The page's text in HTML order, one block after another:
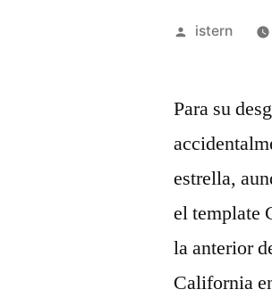
Publicado
istern
Para su
estrella,
el template
la anterior
California